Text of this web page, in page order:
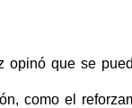
que se
como el